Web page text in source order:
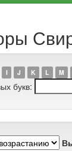
I J K L M
букв: